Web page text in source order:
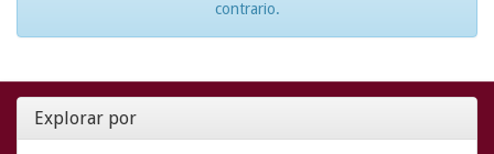
contrario.
Explorar por